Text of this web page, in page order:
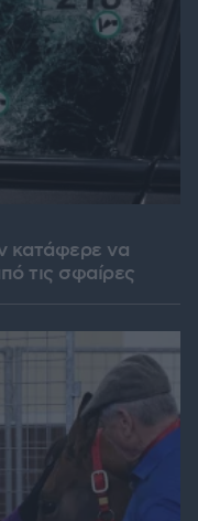
κατάφερε να
τις σφαίρες